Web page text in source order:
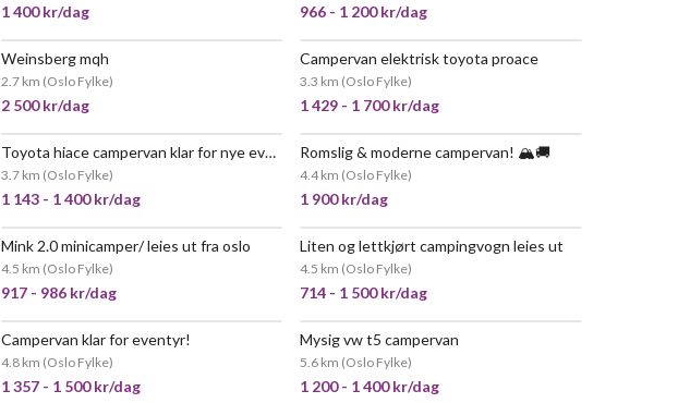
1 400 kr/dag 966 - 1 200 kr/dag
Weinsberg mqh
2.7 km (Oslo Fylke)
2 500 kr/dag
POPULÆR
Campervan elektrisk toyota proace
3.3 km (Oslo Fylke)
1 429 - 1 700 kr/dag
POPULÆR Toyota hiace campervan klar for nye eventyr
3.7 km (Oslo Fylke)
1 143 - 1 400 kr/dag
Romslig & moderne campervan! 🏔️🚚
4.4 km (Oslo Fylke)
1 900 kr/dag
VELDIG POPULÆR
Mink 2.0 minicamper/ leies ut fra oslo
4.5 km (Oslo Fylke)
917 - 986 kr/dag
POPULÆR
Liten og lettkjørt campingvogn leies ut
4.5 km (Oslo Fylke)
714 - 1 500 kr/dag
POPULÆR
Campervan klar for eventyr!
4.8 km (Oslo Fylke)
1 357 - 1 500 kr/dag
VELDIG POPULÆR
Mysig vw t5 campervan
5.6 km (Oslo Fylke)
1 200 - 1 400 kr/dag